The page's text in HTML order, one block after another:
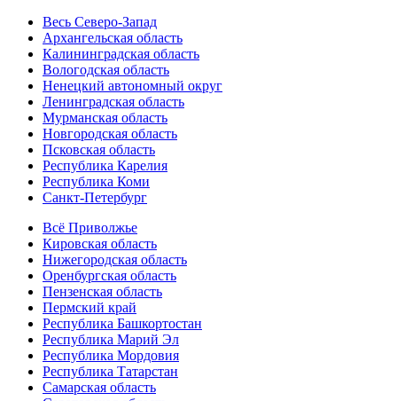
Весь Северо-Запад
Архангельская область
Калининградская область
Вологодская область
Ненецкий автономный округ
Ленинградская область
Мурманская область
Новгородская область
Псковская область
Республика Карелия
Республика Коми
Санкт-Петербург
Всё Приволжье
Кировская область
Нижегородская область
Оренбургская область
Пензенская область
Пермский край
Республика Башкортостан
Республика Марий Эл
Республика Мордовия
Республика Татарстан
Самарская область